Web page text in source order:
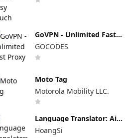
GoVPN - Unlimited Fast
GOCODES
Moto Tag
Motorola Mobility LLC.
Language Translator: Ai
HoangSi